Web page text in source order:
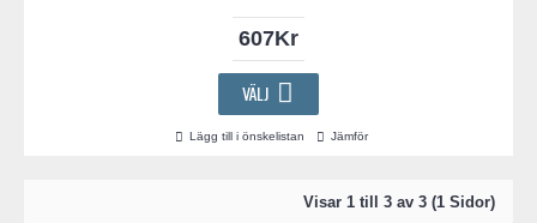
607Kr
VÄLJ
Lägg till i önskelistan Jämför
Visar 1 till 3 av 3 (1 Sidor)